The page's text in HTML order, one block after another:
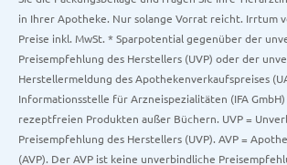
in Ihrer Apotheke. Nur solange Vorrat reicht. Irrtum
Preise inkl. MwSt. * Sparpotential gegenüber der
Preisempfehlung des Herstellers (UVP) oder der
Herstellermeldung des Apothekenverkaufspreises
Informationsstelle für Arzneispezialitäten (IFA
rezeptfreien Produkten außer Büchern. UVP =
Preisempfehlung des Herstellers (UVP). AVP =
(AVP). Der AVP ist keine unverbindliche